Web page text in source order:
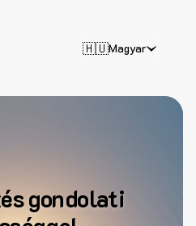
🇭🇺Magyar
gondolati